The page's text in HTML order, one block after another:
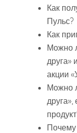
Как
Пульс?
Как
Можно
друга»
акции
Можно